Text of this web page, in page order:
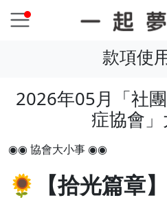
款項使
2026年05月「社
症協會
◉◉ 協會大小事 ◉◉
🌻 【拾光篇章】